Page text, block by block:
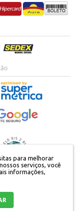
para melhorar
serviços, você
informações,
| Centro | Maringá - PR |